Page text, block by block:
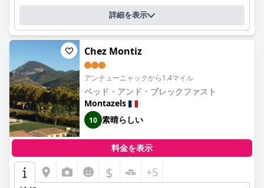
詳細を表示
Chez Montiz
アンチューニャックから1.4マイル
ベッド・アンド・ブレックファスト
Montazels
10 素晴らしい
料金を表示
$ +5